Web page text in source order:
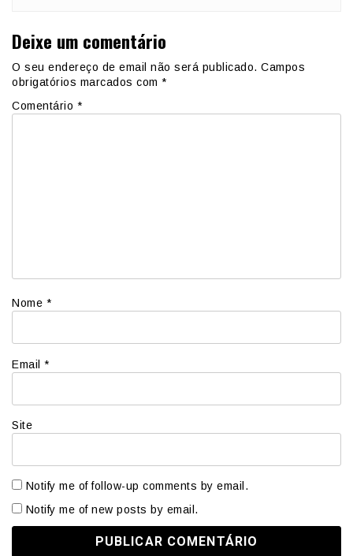
Deixe um comentário
O seu endereço de email não será publicado. Campos
obrigatórios marcados com *
Comentário *
Nome *
Email *
Site
Notify me of follow-up comments by email.
Notify me of new posts by email.